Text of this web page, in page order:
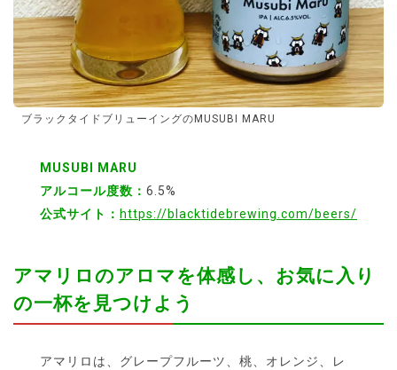
ブラックタイドブリューイングのMUSUBI MARU
MUSUBI MARU
アルコール度数： 6.5%
公式サイト： https://blacktidebrewing.com/beers/
アマリロのアロマを体感し、お気に入り
の一杯を見つけよう
アマリロは、グレープフルーツ、桃、オレンジ、レ